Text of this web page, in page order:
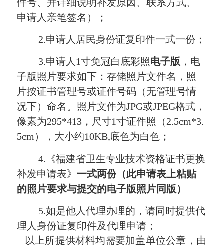
件号、并详细说明补发原因、联系方式、
申请人亲笔签名）；
2.申请人居民身份证复印件一式一份；
3.申请人1寸免冠白底彩照电子版 ，电
子版照片要求如下：存储照片文件名，照
片按证书管理号或证件号码（无管理号情
况下）命名。照片文件为JPG或JPEG格式，
像素为295*413 ，尺寸1寸证件照（2.5cm*3.
5cm），大小约10KB,底色为白色；
4. 《福建省卫生专业技术资格证书更换
补发申请表》 一式两份（此申请表上粘贴
的照片要求与提交的电子版照片同版）
5.如是他人代理办理的，请同时提供代
理人身份证复印件及代理申请；
以上所提供材料均需要加盖单位公章，由